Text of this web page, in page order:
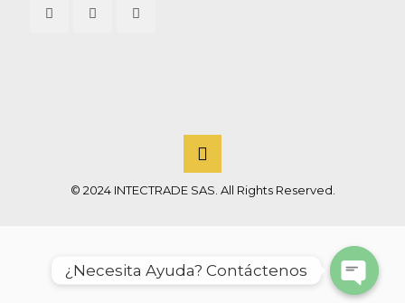
© 2024 INTECTRADE SAS. All Rights Reserved.